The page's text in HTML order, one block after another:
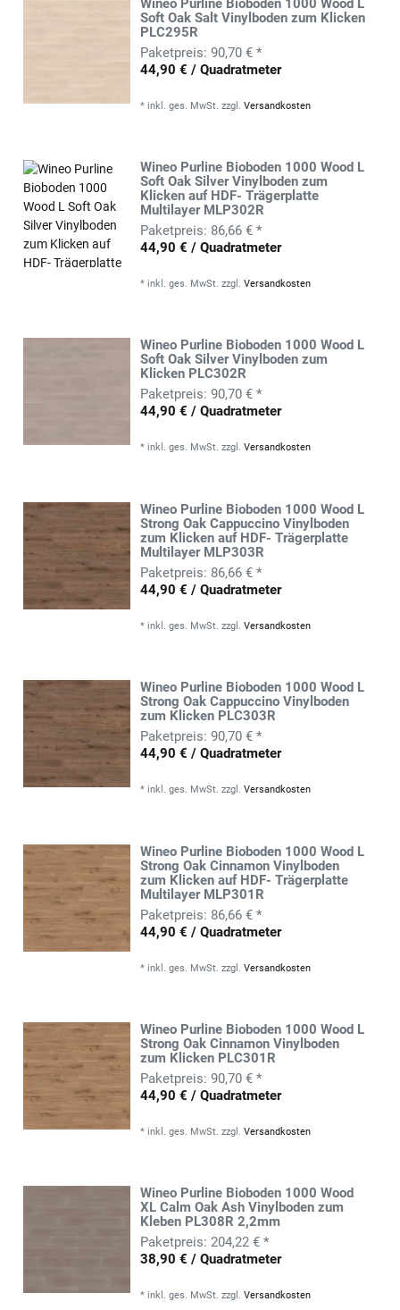
Wineo Purline Bioboden 1000 Wood L
Soft Oak Salt Vinylboden zum Klicken
PLC295R
90,70 € *
44,90 € / Quadratmeter
* inkl. ges. MwSt. zzgl.Versandkosten
Wineo Purline Bioboden 1000 Wood L
Soft Oak Silver Vinylboden zum
Klicken auf HDF- Trägerplatte
Multilayer MLP302R
86,66 € *
44,90 € / Quadratmeter
* inkl. ges. MwSt. zzgl.Versandkosten
Wineo Purline Bioboden 1000 Wood L
Soft Oak Silver Vinylboden zum
Klicken PLC302R
90,70 € *
44,90 € / Quadratmeter
* inkl. ges. MwSt. zzgl.Versandkosten
Wineo Purline Bioboden 1000 Wood L
Strong Oak Cappuccino Vinylboden
zum Klicken auf HDF- Trägerplatte
Multilayer MLP303R
86,66 € *
44,90 € / Quadratmeter
* inkl. ges. MwSt. zzgl.Versandkosten
Wineo Purline Bioboden 1000 Wood L
Strong Oak Cappuccino Vinylboden
zum Klicken PLC303R
90,70 € *
44,90 € / Quadratmeter
* inkl. ges. MwSt. zzgl.Versandkosten
Wineo Purline Bioboden 1000 Wood L
Strong Oak Cinnamon Vinylboden
zum Klicken auf HDF- Trägerplatte
Multilayer MLP301R
86,66 € *
44,90 € / Quadratmeter
* inkl. ges. MwSt. zzgl.Versandkosten
Wineo Purline Bioboden 1000 Wood L
Strong Oak Cinnamon Vinylboden
zum Klicken PLC301R
90,70 € *
44,90 € / Quadratmeter
* inkl. ges. MwSt. zzgl.Versandkosten
Wineo Purline Bioboden 1000 Wood
XL Calm Oak Ash Vinylboden zum
Kleben PL308R 2,2mm
204,22 € *
38,90 € / Quadratmeter
* inkl. ges. MwSt. zzgl.Versandkosten